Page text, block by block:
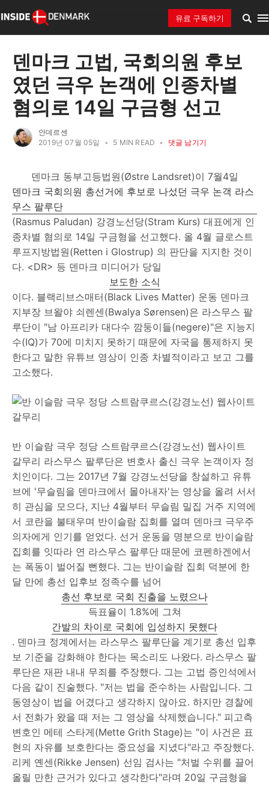
유료 구독하기
덴마크 고법, 국회의원 후보
였던 극우 논객에 인종차별
혐의로 14일 구금형 선고
안데르센
2019년 07월 05일
• 5 MIN READ • 댓글 남기기
덴마크 동부고등법원(Østre Landsret)이 7월4일
덴마크 국회의원 총선거에 후보로 나섰던 극우 논객 라스
무스 팔루단
(Rasmus Paludan) 강경노선당(Stram Kurs) 대표에게 인
종차별 혐의로 14일 구금형을 선고했다. 올 4월 글로스트
루프지방법원(Retten i Glostrup) 의 판단을 지지한 것이
다. <DR> 등 덴마크 미디어가 당일
보도한 소식
이다. 블랙리브스매터(Black Lives Matter) 운동 덴마크
지부장 브왈야 쇠렌센(Bwalya Sørensen)은 라스무스 팔
루단이 "남 아프리카 대다수 깜둥이들(negere)"은 지능지
수(IQ)가 70에 미치지 못하기 때문에 자국을 통제하지 못
한다고 말한 유튜브 영상이 인종 차별적이라고 보고 그를
고소했다.
반 이슬람 극우 정당 스트람쿠르스(강경노선) 웹사이트
갈무리 라스무스 팔루단은 변호사 출신 극우 논객이자 정
치인이다. 그는 2017년 7월 강경노선당을 창설하고 유튜
브에 '무슬림을 덴마크에서 몰아내자'는 영상을 올려 서서
히 관심을 모으다, 지난 4월부터 무슬림 밀집 거주 지역에
서 코란을 불태우며 반이슬람 집회를 열며 덴마크 극우주
의자에게 인기를 얻었다. 선거 운동을 명분으로 반이슬람
집회를 잇따라 연 라스무스 팔루단 때문에 코펜하겐에서
는 폭동이 벌어질 뻔했다. 그는 반이슬람 집회 덕분에 한
달 만에 총선 입후보 정족수를 넘어
총선 후보로 국회 진출을 노렸으나
득표율이 1.8%에 그쳐
간발의 차이로 국회에 입성하지 못했다
. 덴마크 정계에서는 라스무스 팔루단을 계기로 총선 입후
보 기준을 강화해야 한다는 목소리도 나왔다. 라스무스 팔
루단은 재판 내내 무죄를 주장했다. 그는 고법 증인석에서
다음 같이 진술했다. "저는 법을 준수하는 사람입니다. 그
동영상이 법을 어겼다고 생각하지 않아요. 하지만 경찰에
서 전화가 왔을 때 저는 그 영상을 삭제했습니다." 피고측
변호인 메테 스타게(Mette Grith Stage)는 "이 사건은 표
현의 자유를 보호한다는 중요성을 지녔다"라고 주장했다.
리케 옌센(Rikke Jensen) 선임 검사는 "처벌 수위를 끌어
올릴 만한 근거가 있다고 생각한다"라며 20일 구금형을